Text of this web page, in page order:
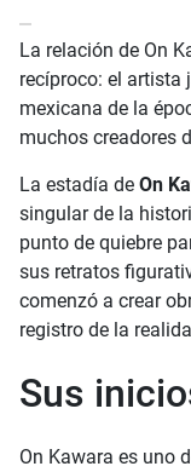
La relación de On
recíproco: el artista
mexicana de la
muchos creadores
La estadía de On
singular de la
punto de quiebre
sus retratos
comenzó a crear
registro de la
Sus
On Kawara es uno